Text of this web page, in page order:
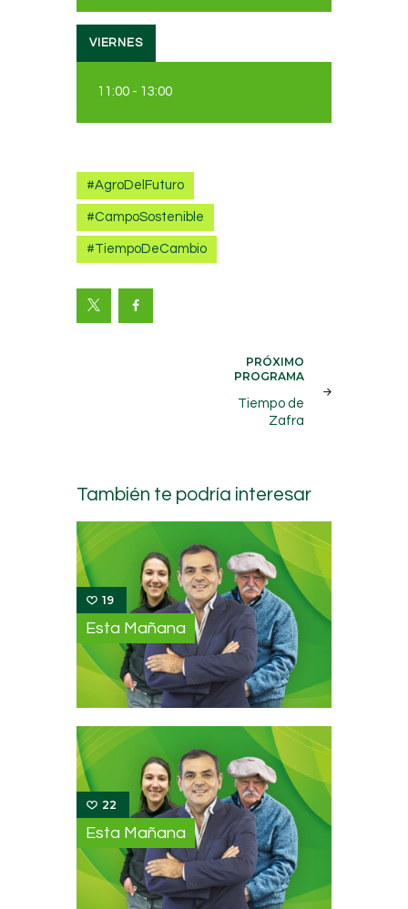
VIERNES
11:00- 13:00
#AgroDelFuturo
#CampoSostenible
#TiempoDeCambio
PRÓXIMO
PROGRAMA
Tiempo de
Zafra
También te podría interesar
19
Esta Mañana
22
Esta Mañana